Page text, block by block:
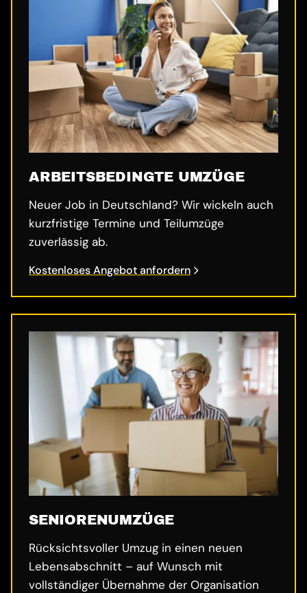
ARBEITSBEDINGTE UMZÜGE
Neuer Job in Deutschland? Wir wickeln auch
kurzfristige Termine und Teilumzüge
zuverlässig ab.
Kostenloses Angebot anfordern
SENIORENUMZÜGE
Rücksichtsvoller Umzug in einen neuen
Lebensabschnitt – auf Wunsch mit
vollständiger Übernahme der Organisation